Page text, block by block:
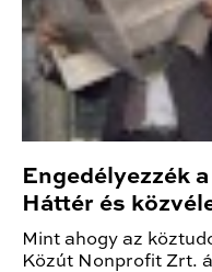
Engedélyezzék
Háttér és
Mint ahogy az
Közút Nonprofit Zrt.